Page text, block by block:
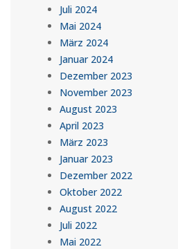
Juli 2024
Mai 2024
März 2024
Januar 2024
Dezember 2023
November 2023
August 2023
April 2023
März 2023
Januar 2023
Dezember 2022
Oktober 2022
August 2022
Juli 2022
Mai 2022